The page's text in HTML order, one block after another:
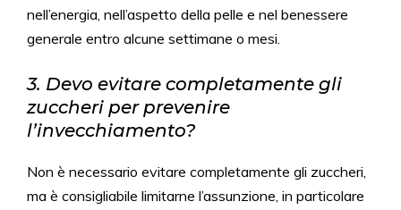
nell’energia, nell’aspetto della pelle e nel benessere
generale entro alcune settimane o mesi.
3. Devo evitare completamente gli
zuccheri per prevenire
l’invecchiamento?
Non è necessario evitare completamente gli zuccheri,
ma è consigliabile limitarne l’assunzione, in particolare